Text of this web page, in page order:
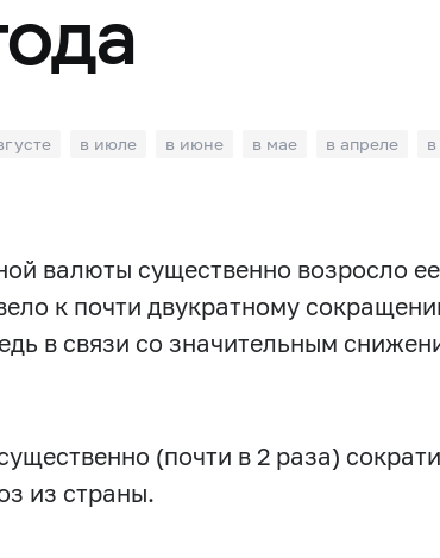
в июле в июне в мае в апреле
валюты существенно возросло
к почти двукратному
в связи со значительным
(почти в 2 раза)
из страны.